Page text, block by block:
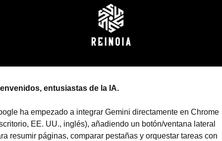
entusiastas de la IA.
ha empezado a integrar Gemini directamente en Chrome
EE. UU., inglés), añadiendo un botón/ventana lateral
resumir páginas, comparar pestañas y orquestar tareas con